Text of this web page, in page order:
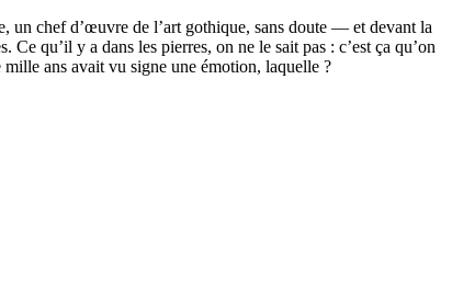
un chef d’œuvre de l’art gothique, sans doute — et devant la
qu’il y a dans les pierres, on ne le sait pas : c’est ça qu’on
mille ans avait vu signe une émotion, laquelle ?